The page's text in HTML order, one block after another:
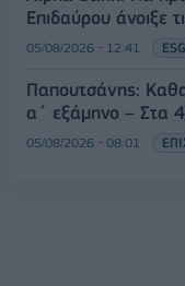
Επιδαύρου άνοιξε
05/08/2026 - 12:41 ESG
Παπουτσάνης:
α΄ εξάμηνο – Στα
05/08/2026 - 08:01